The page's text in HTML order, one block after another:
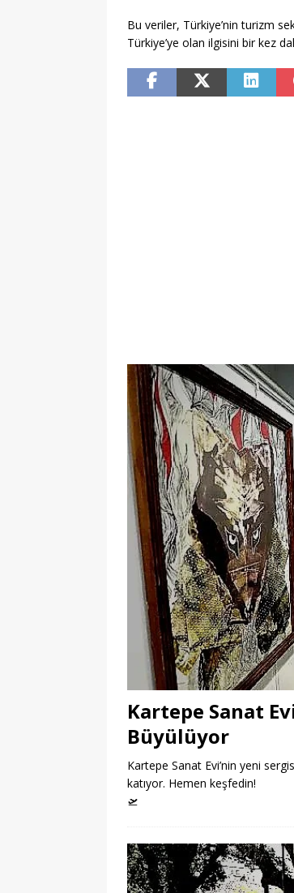
Bu veriler, Türkiye’nin turizm
Türkiye’ye olan ilgisini bir kez
Kartepe Sanat
Büyülüyor
Kartepe Sanat Evi’nin yeni
katıyor. Hemen keşfedin!
🛫